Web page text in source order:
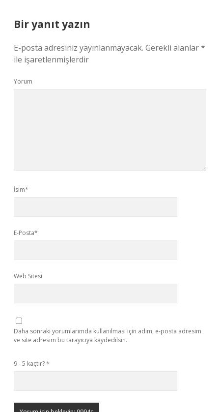
Bir yanıt yazın
E-posta adresiniz yayınlanmayacak. Gerekli alanlar*
ile işaretlenmişlerdir
Yorum
İsim*
E-Posta*
Web Sitesi
Daha sonraki yorumlarımda kullanılması için adım, e-posta adresim
ve site adresim bu tarayıcıya kaydedilsin.
9 - 5 kaçtır?*